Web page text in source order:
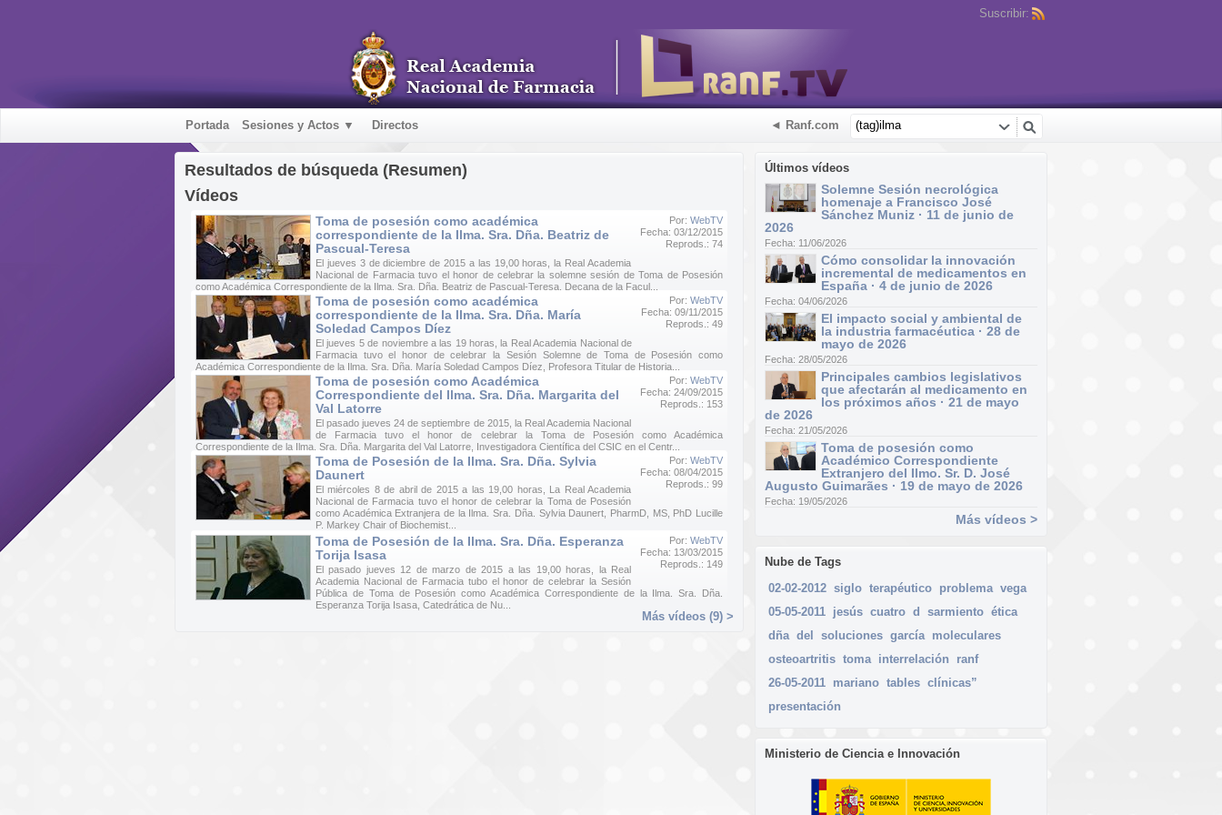
Suscribir:
Portada Sesiones y Actos ▼ Directos ◄ Ranf.com
Últimos vídeos
Solemne Sesión necrológica
homenaje a Francisco José
Sánchez Muniz · 11 de junio de
2026
Fecha: 11/06/2026
Cómo consolidar la innovación
incremental de medicamentos en
España · 4 de junio de 2026
Fecha: 04/06/2026
El impacto social y ambiental de
la industria farmacéutica · 28 de
mayo de 2026
Fecha: 28/05/2026
Principales cambios legislativos
que afectarán al medicamento en
los próximos años · 21 de mayo
de 2026
Fecha: 21/05/2026
Toma de posesión como
Académico Correspondiente
Extranjero del Ilmo. Sr. D. José
Augusto Guimarães · 19 de mayo de 2026
Fecha: 19/05/2026
Más vídeos >
Nube de Tags
02-02-2012 siglo terapéutico problema vega
05-05-2011 jesús cuatro d sarmiento ética
dña del soluciones garcía moleculares
osteoartritis toma interrelación
ranf
26-05-2011 mariano tables clínicas”
presentación
Ministerio de Ciencia e Innovación
Resultados de búsqueda (Resumen)
Vídeos
Por: WebTV
Fecha: 03/12/2015
Reprods.: 74
Toma de posesión como académica
correspondiente de la Ilma. Sra. Dña. Beatriz de
Pascual-Teresa
El jueves 3 de diciembre de 2015 a las 19,00 horas, la Real Academia
Nacional de Farmacia tuvo el honor de celebrar la solemne sesión de Toma de Posesión
como Académica Correspondiente de la Ilma. Sra. Dña. Beatriz de Pascual-Teresa. Decana de la Facul...
Por: WebTV
Fecha: 09/11/2015
Reprods.: 49
Toma de posesión como académica
correspondiente de la Ilma. Sra. Dña. María
Soledad Campos Díez
El jueves 5 de noviembre a las 19 horas, la Real Academia Nacional de
Farmacia tuvo el honor de celebrar la Sesión Solemne de Toma de Posesión como
Académica Correspondiente de la Ilma. Sra. Dña. María Soledad Campos Díez, Profesora Titular de Historia...
Por: WebTV
Fecha: 24/09/2015
Reprods.: 153
Toma de posesión como Académica
Correspondiente del Ilma. Sra. Dña. Margarita del
Val Latorre
El pasado jueves 24 de septiembre de 2015, la Real Academia Nacional
de Farmacia tuvo el honor de celebrar la Toma de Posesión como Académica
Correspondiente de la Ilma. Sra. Dña. Margarita del Val Latorre, Investigadora Científica del CSIC en el Centr...
Por: WebTV
Fecha: 08/04/2015
Reprods.: 99
Toma de Posesión de la Ilma. Sra. Dña. Sylvia
Daunert
El miércoles 8 de abril de 2015 a las 19,00 horas, La Real Academia
Nacional de Farmacia tuvo el honor de celebrar la Toma de Posesión
como Académica Extranjera de la Ilma. Sra. Dña. Sylvia Daunert, PharmD, MS, PhD Lucille
P. Markey Chair of Biochemist...
Por: WebTV
Fecha: 13/03/2015
Reprods.: 149
Toma de Posesión de la Ilma. Sra. Dña. Esperanza
Torija Isasa
El pasado jueves 12 de marzo de 2015 a las 19,00 horas, la Real
Academia Nacional de Farmacia tubo el honor de celebrar la Sesión
Pública de Toma de Posesión como Académica Correspondiente de la Ilma. Sra. Dña.
Esperanza Torija Isasa, Catedrática de Nu...
Más vídeos (9) >